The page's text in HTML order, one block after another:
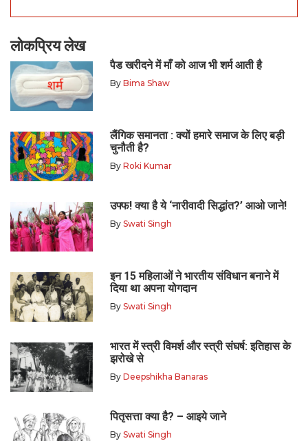
लोकप्रिय लेख
पैड खरीदने में माँ को आज भी शर्म आती है
By Bima Shaw
लैंगिक समानता : क्यों हमारे समाज के लिए बड़ी
चुनौती है?
By Roki Kumar
उफ्फ! क्या है ये ‘नारीवादी सिद्धांत?’ आओ जाने!
By Swati Singh
इन 15 महिलाओं ने भारतीय संविधान बनाने में
दिया था अपना योगदान
By Swati Singh
भारत में स्त्री विमर्श और स्त्री संघर्ष: इतिहास के
झरोखे से
By Deepshikha Banaras
पितृसत्ता क्या है? – आइये जाने
By Swati Singh